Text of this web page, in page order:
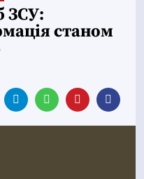
ЗСУ:
станом